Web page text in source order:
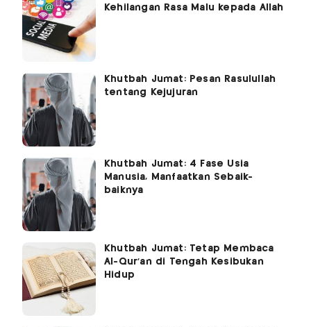
Kehilangan Rasa Malu kepada Allah
Khutbah Jumat: Pesan Rasulullah
tentang Kejujuran
Khutbah Jumat: 4 Fase Usia
Manusia, Manfaatkan Sebaik-
baiknya
Khutbah Jumat: Tetap Membaca
Al-Qur’an di Tengah Kesibukan
Hidup